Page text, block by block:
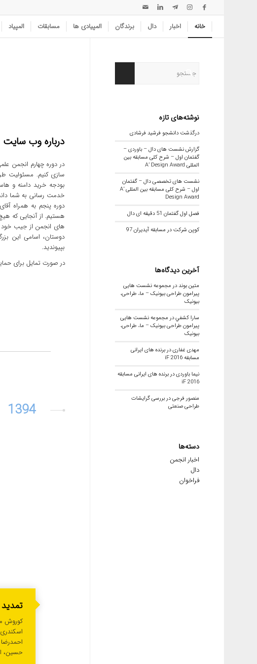
خانه اخبار دال برندگان المپیادی ها مسابقات المپیاد
درباره وب سایت
در دوره چهارم انجمن
سازی کنیم. مسئولیت
بودجه خرید دامنه و
خدمت رسانی به شما
دوره پنجم به همراه
هستیم. از آنجایی که
های انجمن از جیب خود
دوستان، اسامی این
بپیوندید.
در صورت تمایل برای
1394
کوروش
حسین،
نوشته‌های تازه
درگذشت دانشجو فرشید فرشادی
گزارش نشست های دال – باوردی –
گفتمان اول – شرح کلی مسابقه بین
المللی A’ Design Award
نشست های تخصصی دال – گفتمان
اول – شرح کلی مسابقه بین المللی A’
Design Award
فصل اول گفتمان 51 دقیقه ای دال
کوپن شرکت در مسابقه آیدیران 97
آخرین دیدگاه‌ها
متین بونددر مجموعه نشست هایی
پیرامون طراحی بیونیک – ما، طراحی،
بیونیک
سارا كشفيدر مجموعه نشست هایی
پیرامون طراحی بیونیک – ما، طراحی،
بیونیک
مهدی غفاریدربرنده های ایرانی
مسابقه iF 2016
نیما باوردیدربرنده های ایرانی مسابقه
iF 2016
منصور فرجیدربررسی گرایشات
طراحی صنعتی
دسته‌ها
اخبار انجمن
دال
فراخوان